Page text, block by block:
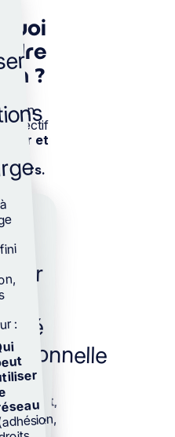
?
un
collectif
par et
?
: